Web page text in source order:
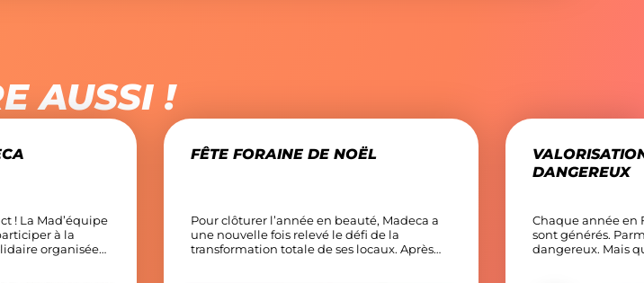
AUSSI !
! La Mad’équipe
à la
organisée
FÊTE FORAINE DE NOËL
Pour clôturer l’année en beauté, Madeca a
une nouvelle fois relevé le défi de la
transformation totale de ses locaux. Après
DANGEREUX
Chaque année en
sont générés.
dangereux. Mais
Envoyer